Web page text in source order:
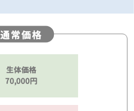
通常価格
生体価格
70,000円